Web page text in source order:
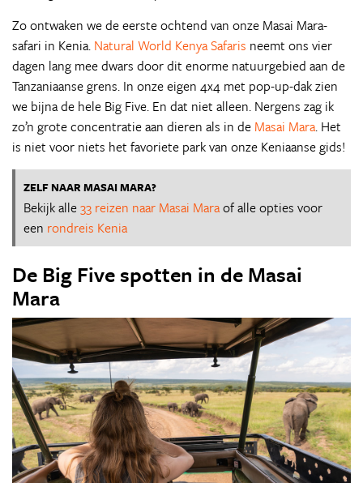
Zo ontwaken we de eerste ochtend van onze Masai Mara-
safari in Kenia. Natural World Kenya Safaris neemt ons vier
dagen lang mee dwars door dit enorme natuurgebied aan de
Tanzaniaanse grens. In onze eigen 4x4 met pop-up-dak zien
we bijna de hele Big Five. En dat niet alleen. Nergens zag ik
zo’n grote concentratie aan dieren als in de Masai Mara. Het
is niet voor niets het favoriete park van onze Keniaanse gids!
ZELF NAAR MASAI MARA?
Bekijk alle33 reizen naar Masai Maraof alle opties voor
een rondreis Kenia
De Big Five spotten in de Masai
Mara